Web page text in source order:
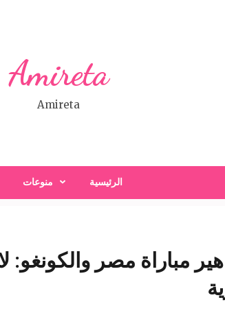
Amireta
Amireta
الرئيسية منوعات
مباراة مصر والكونغو: